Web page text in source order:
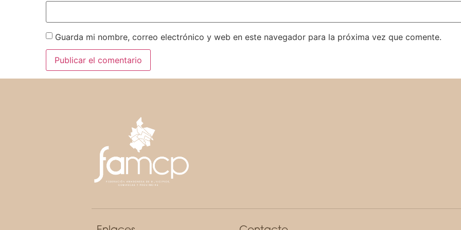
Guarda mi nombre, correo electrónico y web en este navegador para la próxima vez que comente.